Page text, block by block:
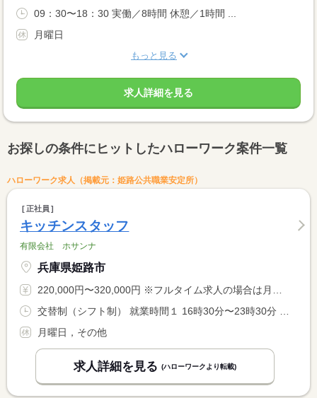
09：30〜18：30 実働／8時間 休憩／1時間 ...
月曜日
もっと見る
求人詳細を見る
お探しの条件にヒットしたハローワーク案件一覧
ハローワーク求人（掲載元：姫路公共職業安定所）
正社員
キッチンスタッフ
有限会社 ホサンナ
兵庫県姫路市
220,000円〜320,000円 ※フルタイム求人の場合は月額（換算額）、パート求人の場合は時間額を表示しています。
月曜日，その他
求人詳細を見る (ハローワークより転載)